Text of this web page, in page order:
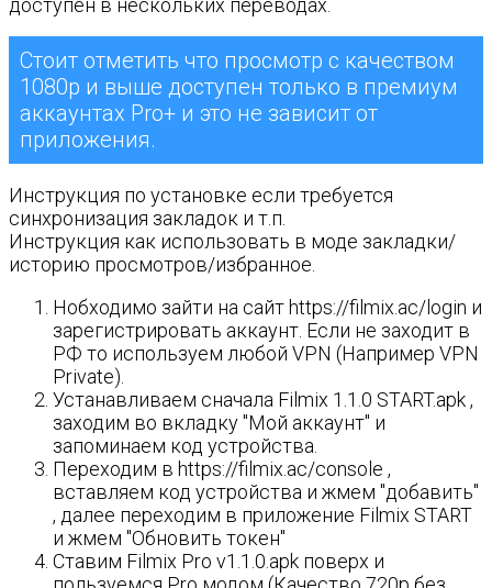
доступен в нескольких переводах.
Стоит отметить что просмотр с качеством
1080p и выше доступен только в премиум
аккаунтах Pro+ и это не зависит от
приложения.
Инструкция по установке если требуется
синхронизация закладок и т.п.
Инструкция как использовать в моде закладки/
историю просмотров/избранное.
Нобходимо зайти на сайт https://filmix.ac/login и
зарегистрировать аккаунт. Если не заходит в
РФ то используем любой VPN (Например VPN
Private).
Устанавливаем сначала Filmix 1.1.0 START.apk ,
заходим во вкладку "Мой аккаунт" и
запоминаем код устройства.
Переходим в https://filmix.ac/console ,
вставляем код устройства и жмем "добавить"
, далее переходим в приложение Filmix START
и жмем "Обновить токен"
Ставим Filmix Pro v1.1.0.apk поверх и